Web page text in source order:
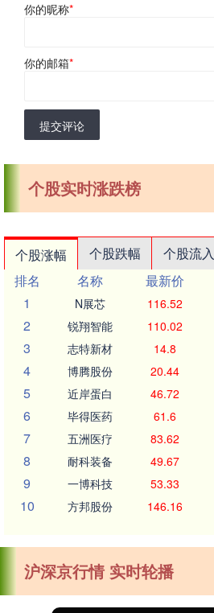
你的昵称*
你的邮箱*
提交评论
个股实时涨跌榜
个股涨幅 个股跌幅 个股流入
排名
名称 最新价
1
N展芯 116.52
2 锐翔智能 110.02
3 志特新材 14.8
4 博腾股份 20.44
5 近岸蛋白 46.72
6 毕得医药 61.6
7 五洲医疗 83.62
8 耐科装备 49.67
9 一博科技 53.33
10 方邦股份 146.16
沪深京行情 实时轮播